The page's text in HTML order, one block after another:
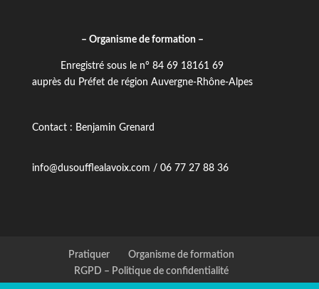
– Organisme de formation –
Enregistré sous le n° 84 69 18161 69
auprès du Préfet de région Auvergne-Rhône-Alpes
Contact : Benjamin Grenard
info@dusoufflealavoix.com / 06 77 27 88 36
Pratiquer
Organisme de formation
RGPD – Politique de confidentialité